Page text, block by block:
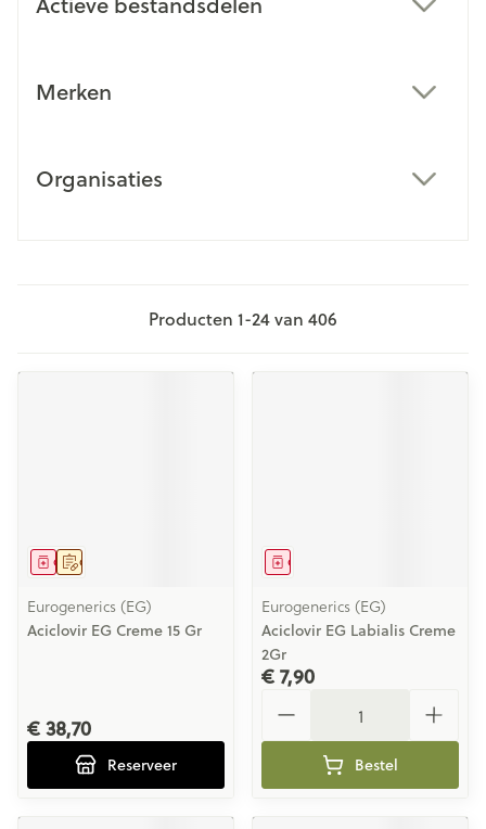
Merken
Organisaties
Producten 1-24van 406
Op voorschrift
Geneesmiddel
Eurogenerics (EG)
Aciclovir EG Creme 15 Gr
€ 38,70
Reserveer
Geneesmiddel
Eurogenerics (EG)
Aciclovir EG Labialis Creme
2Gr
€ 7,90
Bestel